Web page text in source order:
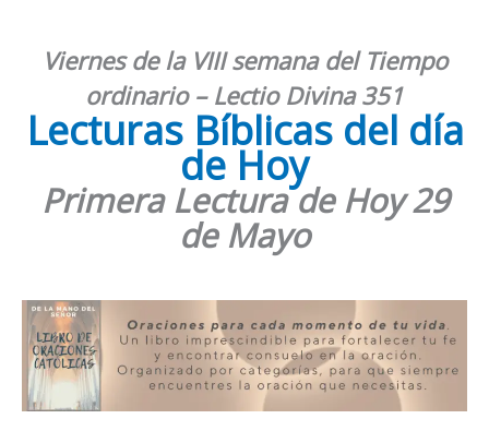
Viernes de la VIII semana del Tiempo
ordinario – Lectio Divina 351
Lecturas Bíblicas del día
de Hoy
Primera Lectura de Hoy 29
de Mayo